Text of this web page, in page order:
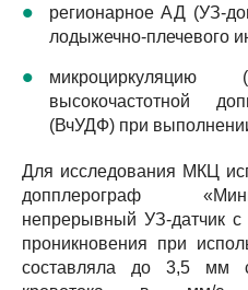
регионарное АД (УЗ-
лодыжечно-плечевого
высокочастотной
(ВчУДФ) при
Для исследования МКЦ
допплерограф
непрерывный УЗ-датчик
проникновения при
составляла до 3,5 мм с